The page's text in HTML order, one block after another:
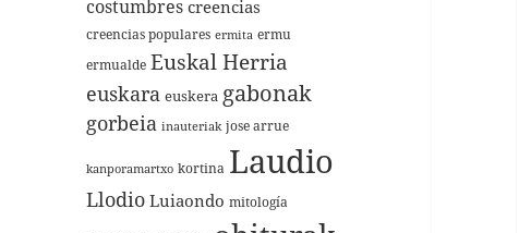
costumbres creencias
creencias populares ermita ermu
ermualde Euskal Herria
euskara euskera gabonak
gorbeia inauteriak jose arrue
kanporamartxo kortina Laudio
Llodio Luiaondo mitología